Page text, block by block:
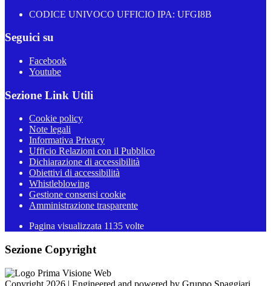
CODICE UNIVOCO UFFICIO IPA: UFGI8B
Seguici su
Facebook
Youtube
Sezione Link Utili
Cookie policy
Note legali
Informativa Privacy
Ufficio Relazioni con il Pubblico
Dichiarazione di accessibilità
Obiettivi di accessibilità
Whistleblowing
Gestione consensi cookie
Amministrazione trasparente
Pagina visualizzata 1135 volte
Sezione Copyright
Copyright 2026 | Engineered and powered by Gruppo Spaggiari